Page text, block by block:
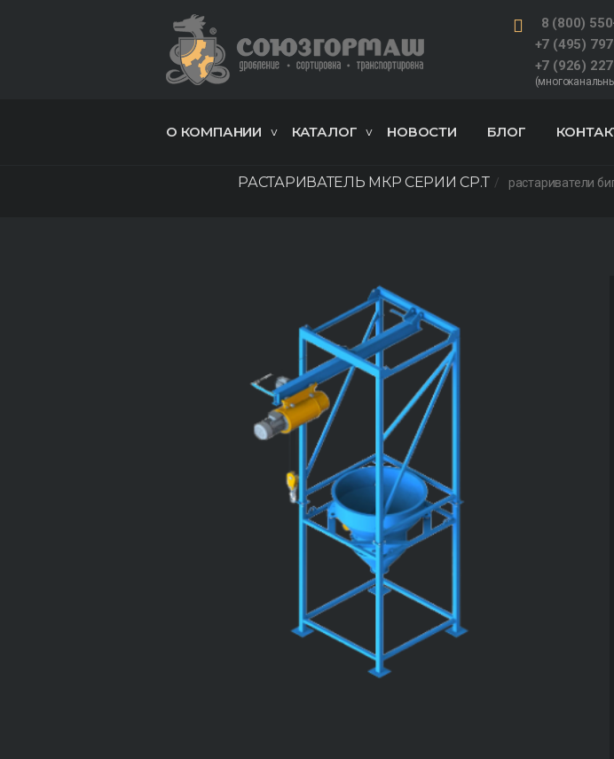
8 (800)
+7 (495)
+7 (926)
О КОМПАНИИ КАТАЛОГ НОВОСТИ БЛОГ
растариватели
РАСТАРИВАТЕЛЬ МКР СЕРИИ СР.Т